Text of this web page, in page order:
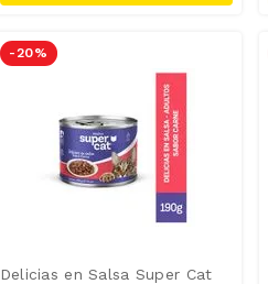
-20 %
Delicias en Salsa Super Cat